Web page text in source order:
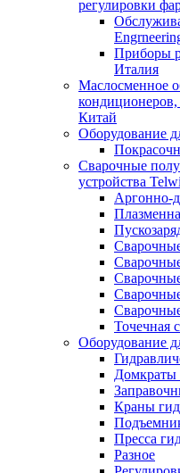
регулировки
Приборы
Италия
Маслосменное
кондиционеров,
Китай
Оборудование
Сварочные
устройства
Аргонно-
Точечная
Оборудование
Домкраты
Краны
Пресса
Разное